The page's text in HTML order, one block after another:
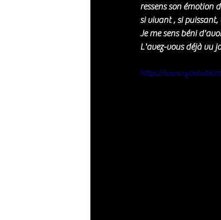
ressens son émotion
si vivant , si
Je me sens béni
L'avez-vous déjà vu
https://